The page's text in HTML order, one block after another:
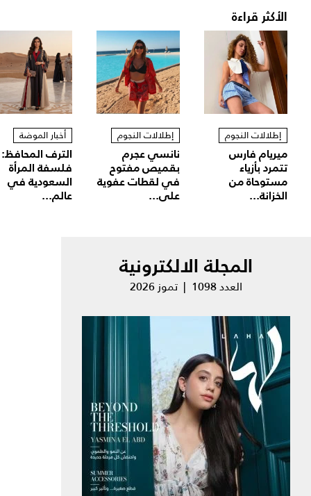
الأكثر قراءة
إطلالات النجوم
ميريام فارس
تتمرد بأزياء
مستوحاة من
الخزانة...
إطلالات النجوم
نانسي عجرم
بقميص مفتوح
في لقطات عفوية
على...
أخبار الموضة
الترف المحافظ:
فلسفة المرأة
السعودية في
عالم...
المجلة الالكترونية
العدد 1098 | تموز 2026